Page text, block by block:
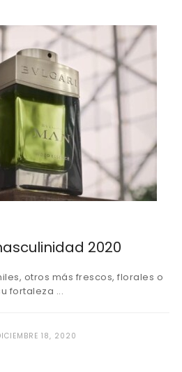
2020
otros más frescos, florales o
fortaleza ...
18, 2020